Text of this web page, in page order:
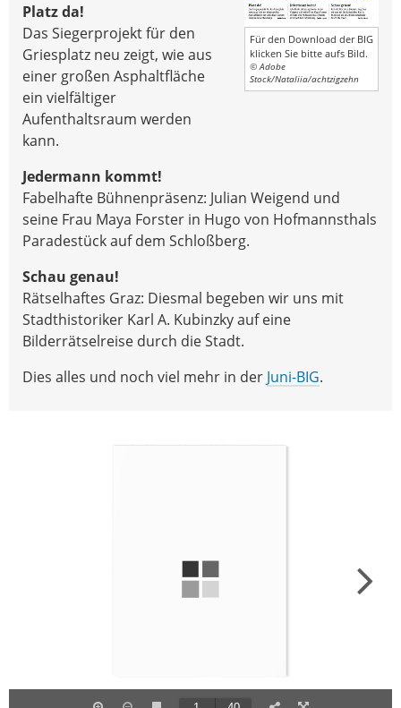
Für den Download der BIG
klicken Sie bitte aufs Bild.
© Adobe
Stock/Nataliia/achtzigzehn
Platz da!
Das Siegerprojekt für den
Griesplatz neu zeigt, wie aus
einer großen Asphaltfläche
ein vielfältiger
Aufenthaltsraum werden
kann.
Jedermann kommt!
Fabelhafte Bühnenpräsenz: Julian Weigend und
seine Frau Maya Forster in Hugo von Hofmannsthals
Paradestück auf dem Schloßberg.
Schau genau!
Rätselhaftes Graz: Diesmal begeben wir uns mit
Stadthistoriker Karl A. Kubinzky auf eine
Bilderrätselreise durch die Stadt.
Dies alles und noch viel mehr in der Juni-BIG.